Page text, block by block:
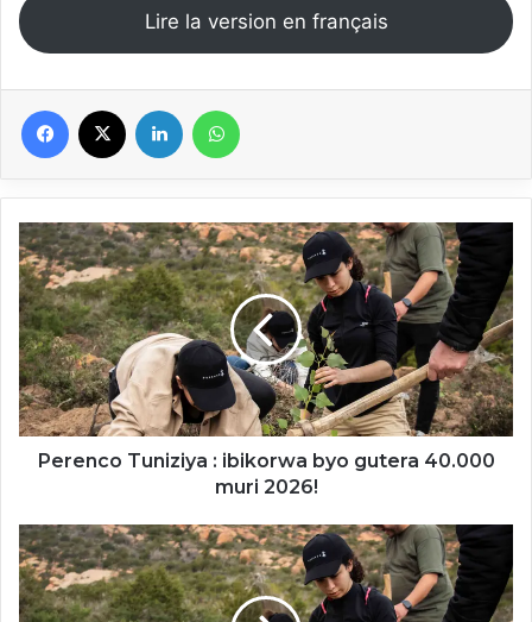
Lire la version en français
Facebook Linkedin
Perenco
Tuniziya
:
ibikorwa
byo
gutera
40.000
muri
2026!
Perenco Tuniziya : ibikorwa byo gutera 40.000
muri 2026!
Perenco
Tunisia
:
isẹ